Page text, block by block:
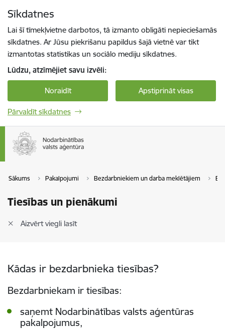
Sīkdatnes
Lai šī tīmekļvietne darbotos, tā izmanto obligāti nepieciešamās
sīkdatnes. Ar Jūsu piekrišanu papildus šajā vietnē var tikt
izmantotas statistikas un sociālo mediju sīkdatnes.
Lūdzu, atzīmējiet savu izvēli:
Noraidīt Apstiprināt visas
Pārvaldīt sīkdatnes
Sākums Pakalpojumi Bezdarbniekiem un darba meklētājiem
Tiesības un pienākumi
Aizvērt viegli lasīt
Kādas ir bezdarbnieka tiesības?
Bezdarbniekam ir tiesības:
saņemt Nodarbinātības valsts aģentūras
pakalpojumus,